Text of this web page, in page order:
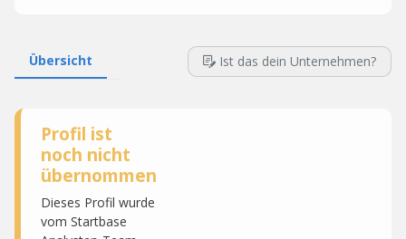
Übersicht Ist das dein Unternehmen?
Profil ist
noch nicht
übernommen
Dieses Profil wurde
vom Startbase